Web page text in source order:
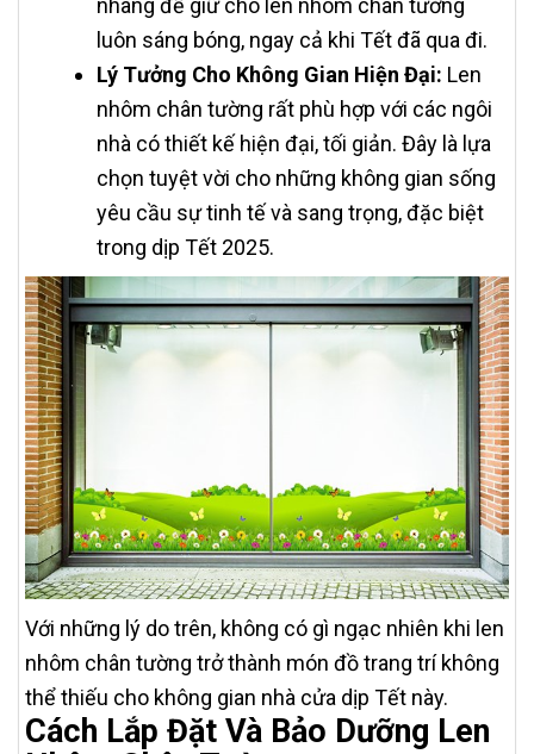
nhàng để giữ cho len nhôm chân tường
luôn sáng bóng, ngay cả khi Tết đã qua đi.
Lý Tưởng Cho Không Gian Hiện Đại: Len
nhôm chân tường rất phù hợp với các ngôi
nhà có thiết kế hiện đại, tối giản. Đây là lựa
chọn tuyệt vời cho những không gian sống
yêu cầu sự tinh tế và sang trọng, đặc biệt
trong dịp Tết 2025.
Với những lý do trên, không có gì ngạc nhiên khi len
nhôm chân tường trở thành món đồ trang trí không
thể thiếu cho không gian nhà cửa dịp Tết này.
Cách Lắp Đặt Và Bảo Dưỡng Len